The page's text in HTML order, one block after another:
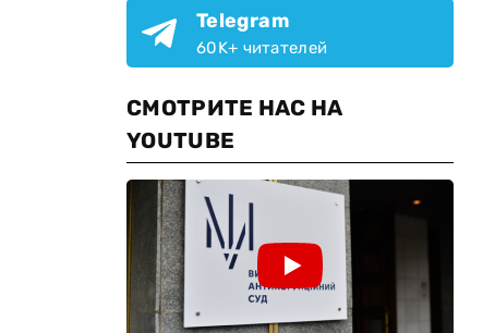
Telegram
60K+ читателей
СМОТРИТЕ НАС НА
YOUTUBE